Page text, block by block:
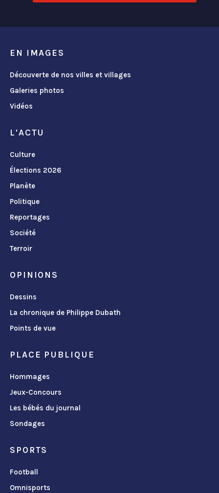
EN IMAGES
Découverte de nos villes et villages
Galeries photos
Vidéos
L'ACTU
Culture
Élections 2026
Planète
Politique
Reportages
Société
Terroir
OPINIONS
Dessins
La chronique de Philippe Dubath
Points de vue
PLACE PUBLIQUE
Hommages
Jeux-Concours
Les bébés du journal
Sondages
SPORTS
Football
Omnisports